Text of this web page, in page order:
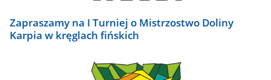
Zapraszamy na I Turniej o Mistrzostwo Doliny
Karpia w kręglach fińskich